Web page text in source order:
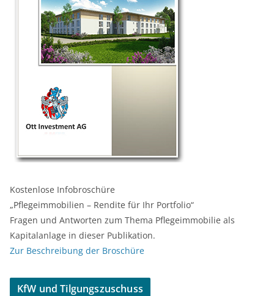
Kostenlose Infobroschüre
„Pflegeimmobilien – Rendite für Ihr Portfolio“
Fragen und Antworten zum Thema Pflegeimmobilie als
Kapitalanlage in dieser Publikation.
Zur Beschreibung der Broschüre
KfW und Tilgungszuschuss